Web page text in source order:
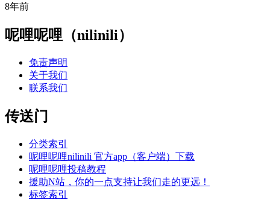
8年前
呢哩呢哩（nilinili）
免责声明
关于我们
联系我们
传送门
分类索引
呢哩呢哩nilinili 官方app（客户端）下载
呢哩呢哩投稿教程
援助N站，你的一点支持让我们走的更远！
标签索引